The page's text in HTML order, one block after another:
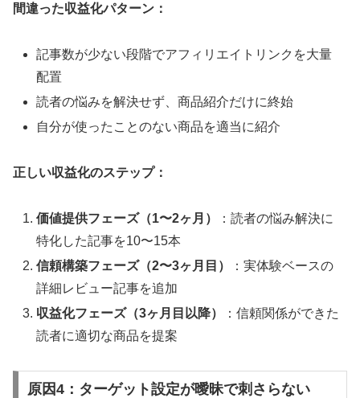
間違った収益化パターン：
記事数が少ない段階でアフィリエイトリンクを大量
配置
読者の悩みを解決せず、商品紹介だけに終始
自分が使ったことのない商品を適当に紹介
正しい収益化のステップ：
価値提供フェーズ（1〜2ヶ月）
：読者の悩み解決に
特化した記事を10〜15本
信頼構築フェーズ（2〜3ヶ月目）
：実体験ベースの
詳細レビュー記事を追加
収益化フェーズ（3ヶ月目以降）
：信頼関係ができた
読者に適切な商品を提案
原因4：ターゲット設定が曖昧で刺さらない